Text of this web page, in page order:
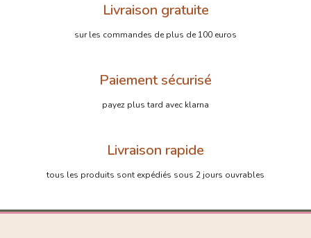
Livraison gratuite
sur les commandes de plus de 100 euros
Paiement sécurisé
payez plus tard avec klarna
Livraison rapide
tous les produits sont expédiés sous 2 jours ouvrables